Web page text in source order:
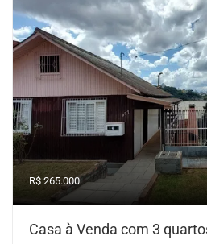
R$ 265.000
Casa à Venda com 3